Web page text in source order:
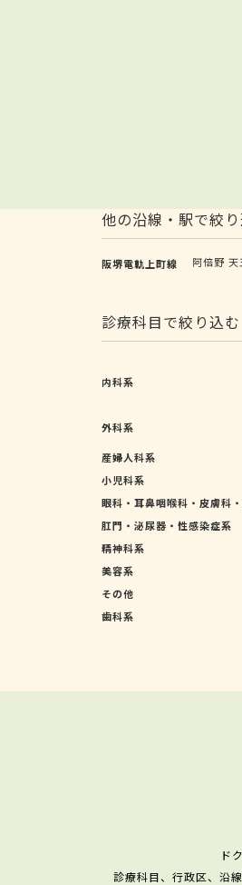
他の沿線・駅で絞
阪堺電軌上町線 阿倍野 天
診療科目で絞り込む
内科系
外科系
産婦人科系
小児科系
眼科・耳鼻咽喉科・皮膚科
肛門・泌尿器・性感染症系
精神科系
美容系
その他
歯科系
ド
診療科目、行政区、沿